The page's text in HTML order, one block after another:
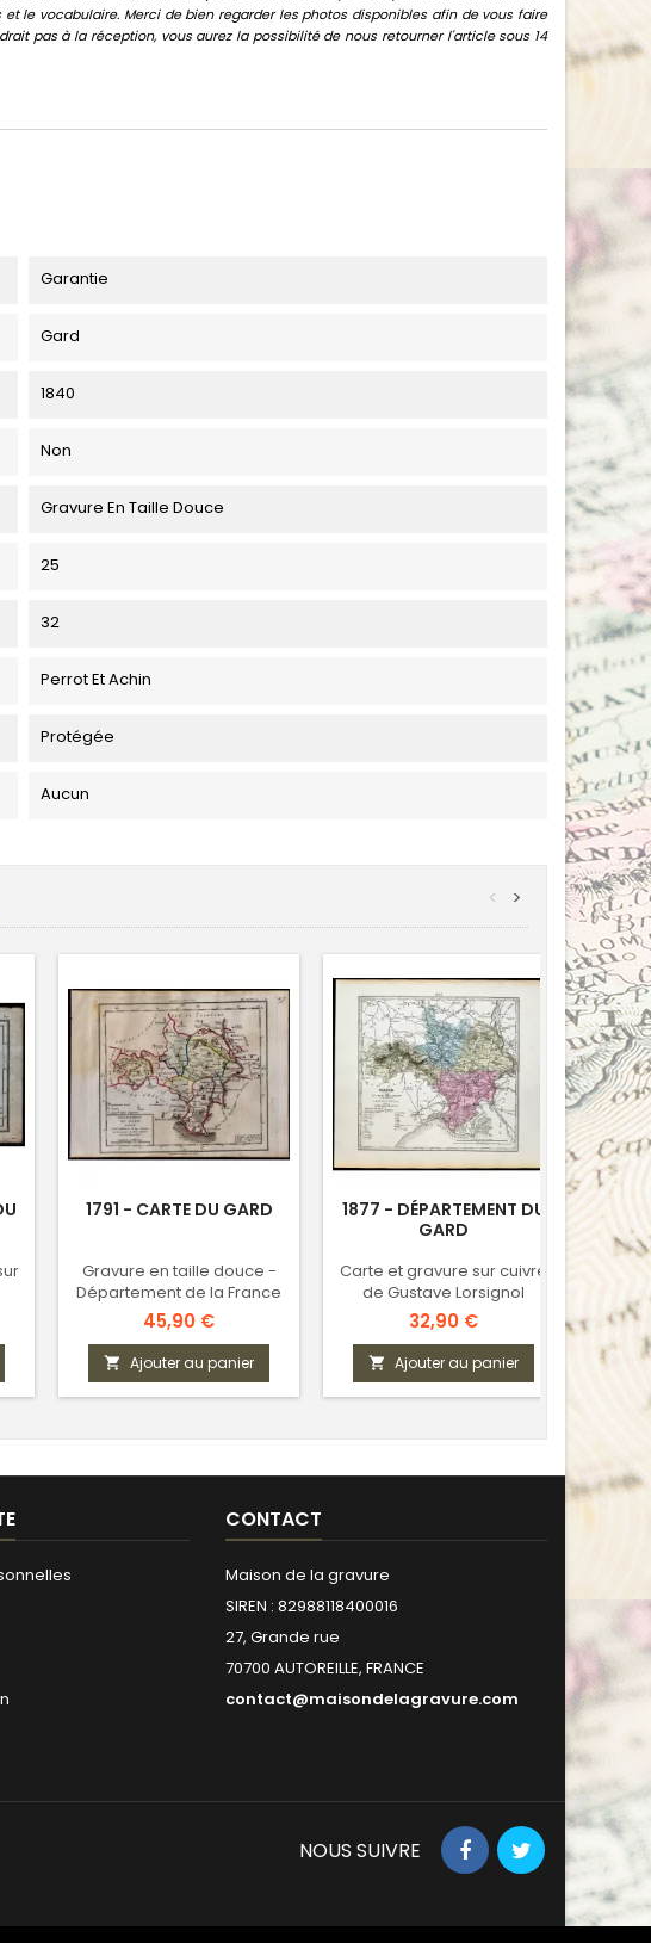
le vocabulaire. Merci de bien regarder les photos disponibles afin de vous faire
pas à la réception, vous aurez la possibilité de nous retourner l'article sous 14
Garantie
Gard
1840
Non
Gravure En Taille Douce
25
32
Perrot Et Achin
Protégée
Aucun
>
<
1791 - CARTE DU GARD
Gravure en taille douce -
Département de la France
révolutionnaire
Prix
45,90 €
 Ajouter au panier
1877 - DÉPARTEMENT DU
GARD
Carte et gravure sur cuivre
de Gustave Lorsignol
Prix
32,90 €
 Ajouter au panier 
CONTACT
Maison de la gravure
SIREN : 82988118400016
27, Grande rue
70700 AUTOREILLE, FRANCE
contact@maisondelagravure.com
NOUS SUIVRE